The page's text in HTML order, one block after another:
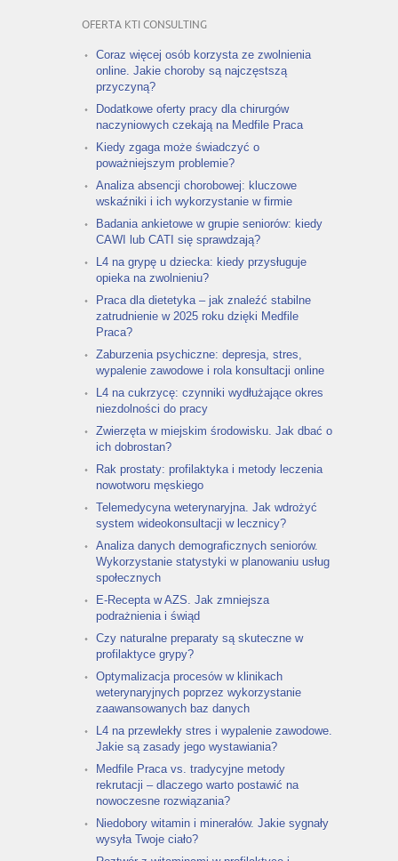
OFERTA KTI CONSULTING
Coraz więcej osób korzysta ze zwolnienia
online. Jakie choroby są najczęstszą
przyczyną?
Dodatkowe oferty pracy dla chirurgów
naczyniowych czekają na Medfile Praca
Kiedy zgaga może świadczyć o
poważniejszym problemie?
Analiza absencji chorobowej: kluczowe
wskaźniki i ich wykorzystanie w firmie
Badania ankietowe w grupie seniorów: kiedy
CAWI lub CATI się sprawdzają?
L4 na grypę u dziecka: kiedy przysługuje
opieka na zwolnieniu?
Praca dla dietetyka – jak znaleźć stabilne
zatrudnienie w 2025 roku dzięki Medfile
Praca?
Zaburzenia psychiczne: depresja, stres,
wypalenie zawodowe i rola konsultacji online
L4 na cukrzycę: czynniki wydłużające okres
niezdolności do pracy
Zwierzęta w miejskim środowisku. Jak dbać o
ich dobrostan?
Rak prostaty: profilaktyka i metody leczenia
nowotworu męskiego
Telemedycyna weterynaryjna. Jak wdrożyć
system wideokonsultacji w lecznicy?
Analiza danych demograficznych seniorów.
Wykorzystanie statystyki w planowaniu usług
społecznych
E-Recepta w AZS. Jak zmniejsza
podrażnienia i świąd
Czy naturalne preparaty są skuteczne w
profilaktyce grypy?
Optymalizacja procesów w klinikach
weterynaryjnych poprzez wykorzystanie
zaawansowanych baz danych
L4 na przewlekły stres i wypalenie zawodowe.
Jakie są zasady jego wystawiania?
Medfile Praca vs. tradycyjne metody
rekrutacji – dlaczego warto postawić na
nowoczesne rozwiązania?
Niedobory witamin i minerałów. Jakie sygnały
wysyła Twoje ciało?